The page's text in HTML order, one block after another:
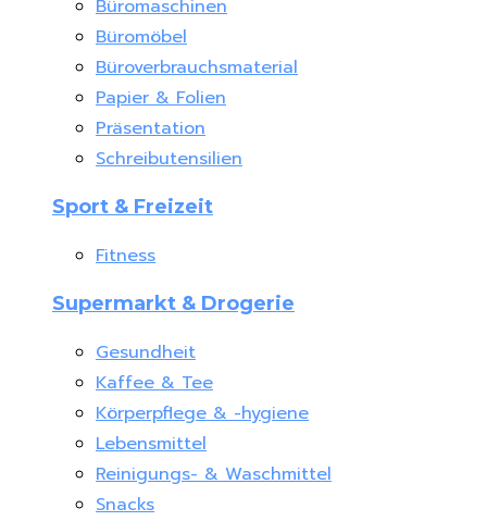
Büromaschinen
Büromöbel
Büroverbrauchsmaterial
Papier & Folien
Präsentation
Schreibutensilien
Sport & Freizeit
Fitness
Supermarkt & Drogerie
Gesundheit
Kaffee & Tee
Körperpflege & -hygiene
Lebensmittel
Reinigungs- & Waschmittel
Snacks